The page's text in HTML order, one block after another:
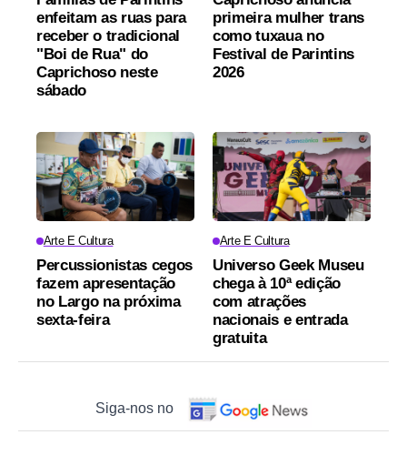
enfeitam as ruas para
receber o tradicional
"Boi de Rua" do
Caprichoso neste
sábado
primeira mulher trans
como tuxaua no
Festival de Parintins
2026
Arte E Cultura
Percussionistas cegos
fazem apresentação
no Largo na próxima
sexta-feira
Arte E Cultura
Universo Geek Museu
chega à 10ª edição
com atrações
nacionais e entrada
gratuita
Siga-nos no